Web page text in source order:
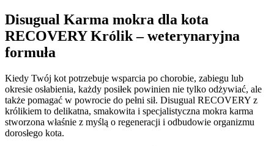
Disugual Karma mokra dla kota
RECOVERY Królik – weterynaryjna
formuła
Kiedy Twój kot potrzebuje wsparcia po chorobie, zabiegu lub
okresie osłabienia, każdy posiłek powinien nie tylko odżywiać, ale
także pomagać w powrocie do pełni sił. Disugual RECOVERY z
królikiem to delikatna, smakowita i specjalistyczna mokra karma
stworzona właśnie z myślą o regeneracji i odbudowie organizmu
dorosłego kota.